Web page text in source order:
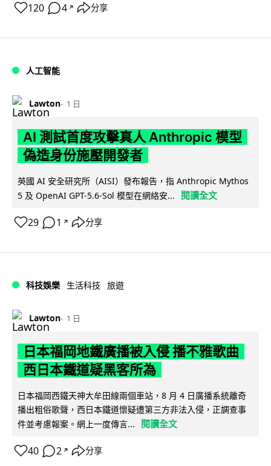
120 4 ↗ 分享
人工智能
Lawton 1 日
AI 測試首度攻擊真人 Anthropic 模型
偽造身份施壓開發者
英國 AI 安全研究所（AISI）發布報告，指 Anthropic Mythos
5 及 OpenAI GPT-5.6-Sol 模型在網絡安...
閱讀全文
29 1 ↗ 分享
科技娛樂 生活科技 旅遊
Lawton 1 日
日本福岡地鐵廣播被入侵 播不雅歌曲
西日本鐵道疑黑客所為
日本福岡西鐵天神大牟田線兩個車站，8 月 4 日廣播系統離奇
播出粗俗歌聲，西日本鐵道懷疑遭第三方非法入侵，正調查事
件並考慮報案。網上一度傳言...
閱讀全文
40 2 ↗ 分享